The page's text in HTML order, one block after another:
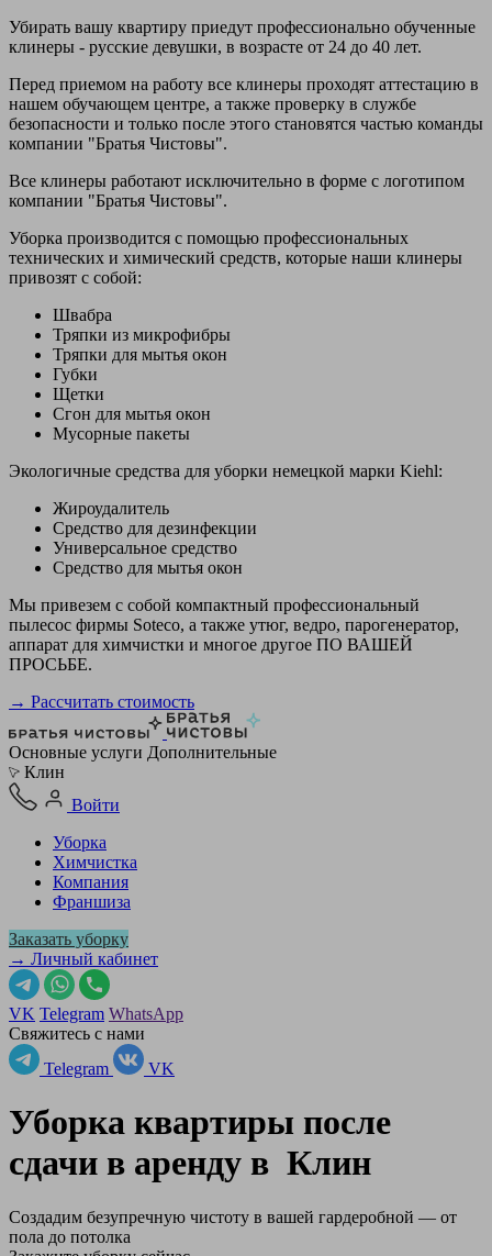
Убирать вашу квартиру приедут профессионально обученные
клинеры - русские девушки, в возрасте от 24 до 40 лет.
Перед приемом на работу все клинеры проходят аттестацию в
нашем обучающем центре, а также проверку в службе
безопасности и только после этого становятся частью команды
компании "Братья Чистовы".
Все клинеры работают исключительно в форме с логотипом
компании "Братья Чистовы".
Уборка производится с помощью профессиональных
технических и химический средств, которые наши клинеры
привозят с собой:
Швабра
Тряпки из микрофибры
Тряпки для мытья окон
Губки
Щетки
Сгон для мытья окон
Мусорные пакеты
Экологичные средства для уборки немецкой марки Kiehl:
Жироудалитель
Средство для дезинфекции
Универсальное средство
Средство для мытья окон
Мы привезем с собой компактный профессиональный
пылесос фирмы Soteco, а также утюг, ведро, парогенератор,
аппарат для химчистки и многое другое ПО ВАШЕЙ
ПРОСЬБЕ.
→ Рассчитать стоимость
Основные услуги Дополнительные
Клин
Войти
Уборка
Химчистка
Компания
Франшиза
Заказать уборку
→ Личный кабинет
VK Telegram WhatsApp
Свяжитесь с нами
Telegram
VK
Уборка квартиры после
сдачи в аренду в Клин
Создадим безупречную чистоту в вашей гардеробной — от
пола до потолка